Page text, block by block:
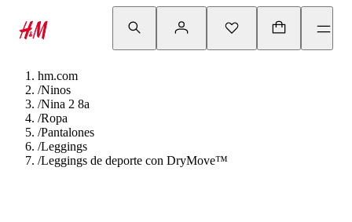
hm.com
/Ninos
/Nina 2 8a
/Ropa
/Pantalones
/Leggings
/Leggings de deporte con DryMove™